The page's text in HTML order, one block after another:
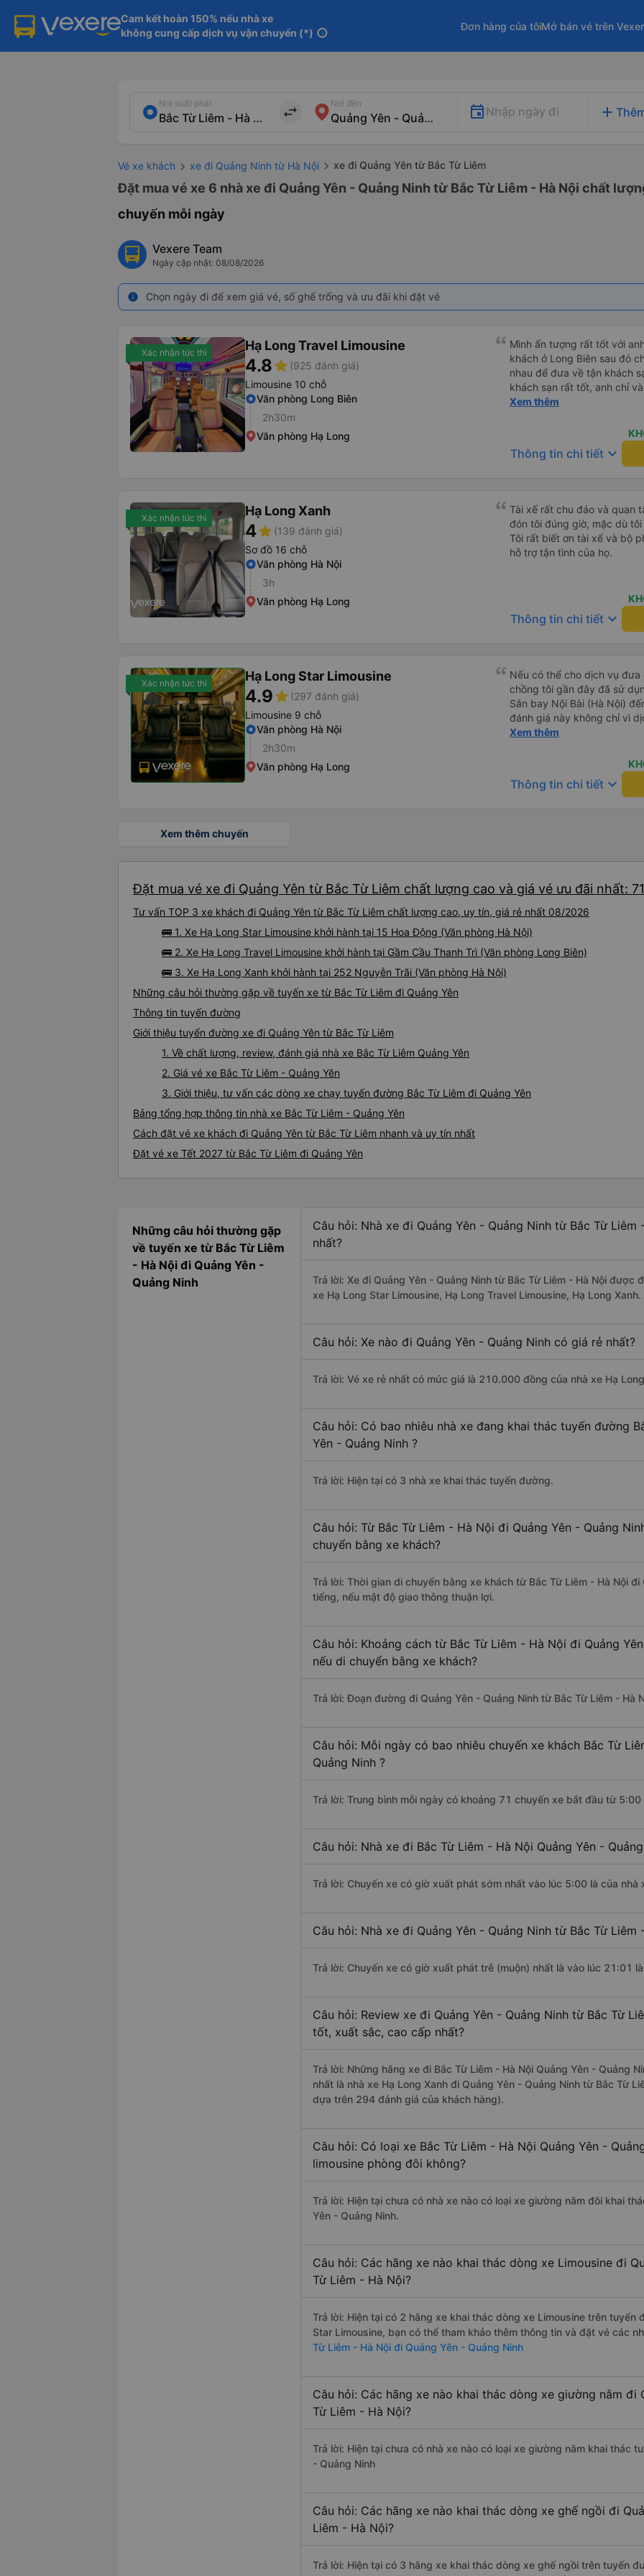
Cam kết hoàn 150% nếu nhà xe
không cung cấp dịch vụ vận chuyển (*) info
Đơn hàng của tôiMở bán vé trên
Nơi xuất phát
import_export
Nơi đến
Nhập ngày đi add
Vé xe khách xe đi Quảng Ninh từ Hà Nội xe đi Quảng Yên từ Bắc Từ Liêm
Đặt mua vé xe 6 nhà xe đi Quảng Yên - Quảng Ninh từ Bắc Từ Liêm - Hà Nội chất
chuyến mỗi ngày
Vexere Team
Ngày cập nhật: 08/08/2026
info Chọn ngày đi để xem giá vé, số ghế trống và ưu đãi khi đặt vé
Xác nhận tức thì Hạ Long Travel Limousine
4.8star (925 đánh giá)
Limousine 10 chỗ
Văn phòng Long Biên
2h30m
Văn phòng Hạ Long
Mình ấn tượng rất tốt với
khách ở Long Biên sau đó
nhau để đưa về tận khách sạn). Anh lái xe ô tô đưa
khách sạn rất tốt, anh chỉ
món ăn nổi tiếng ở Hà Nội,
chứng tỏ thái độ phục vụ rất tốt). Mẹ mình rất
xe này vì anh có chia sẻ
sống rất ấn tượng. Mình
Xem thêm
Thông tin chi tiết keyboard_arrow_down
Xác nhận tức thì Hạ Long Xanh
4star (139 đánh giá)
Sơ đồ 16 chỗ
Văn phòng Hà Nội
3h
Văn phòng Hạ Long
Tài xế rất chu đáo và quan
đón tôi đúng giờ, mặc dù
Tôi rất biết ơn tài xế và bộ
hỗ trợ tận tình của họ.
Thông tin chi tiết keyboard_arrow_down
Xác nhận tức thì Hạ Long Star Limousine
4.9star (297 đánh giá)
Limousine 9 chỗ
Văn phòng Hà Nội
2h30m
Văn phòng Hạ Long
Nếu có thể cho dịch vụ đưa
chồng tôi gần đây đã sử
Sân bay Nội Bài (Hà Nội)
đánh giá này không chỉ vì
những anh hùng. Chuyến
vẫn đến sân bay muộn
kiệt sức và hoàn toàn nghĩ
trước, có khả năng gây
Chuyến đi diễn ra suôn sẻ
hàng tuyệt vời và sự thấu
đúng nghĩa đen!) để đảm
bị hủy hoại. Rất, rất đáng để
Xem thêm
Thông tin chi tiết keyboard_arrow_down
Xem thêm chuyến
Đặt mua vé xe đi Quảng Yên từ Bắc Từ Liêm chất lượng cao và giá vé ưu đãi nhất:
Tư vấn TOP 3 xe khách đi Quảng Yên từ Bắc Từ Liêm chất lượng cao, uy tín, giá rẻ nhất 08/2026
🚌 1. Xe Hạ Long Star Limousine khởi hành tại 15 Hoa Động (Văn phòng Hà Nội)
🚌 2. Xe Hạ Long Travel Limousine khởi hành tại Gầm Cầu Thanh Trì (Văn phòng Long Biên)
🚌 3. Xe Hạ Long Xanh khởi hành tại 252 Nguyễn Trãi (Văn phòng Hà Nội)
Những câu hỏi thường gặp về tuyến xe từ Bắc Từ Liêm đi Quảng Yên
Thông tin tuyến đường
Giới thiệu tuyến đường xe đi Quảng Yên từ Bắc Từ Liêm
1. Về chất lượng, review, đánh giá nhà xe Bắc Từ Liêm Quảng Yên
2. Giá vé xe Bắc Từ Liêm - Quảng Yên
3. Giới thiệu, tư vấn các dòng xe chạy tuyến đường Bắc Từ Liêm đi Quảng Yên
Bảng tổng hợp thông tin nhà xe Bắc Từ Liêm - Quảng Yên
Cách đặt vé xe khách đi Quảng Yên từ Bắc Từ Liêm nhanh và uy tín nhất
Đặt vé xe Tết 2027 từ Bắc Từ Liêm đi Quảng Yên
Những câu hỏi thường gặp
về tuyến xe từ Bắc Từ Liêm
- Hà Nội đi Quảng Yên -
Quảng Ninh
Câu hỏi: Nhà xe đi Quảng Yên - Quảng Ninh từ Bắc Từ
nhất?
Trả lời: Xe đi Quảng Yên - Quảng Ninh từ Bắc Từ Liêm - Hà Nội được
xe Hạ Long Star Limousine, Hạ Long Travel Limousine, Hạ Long Xanh.
Câu hỏi: Xe nào đi Quảng Yên - Quảng Ninh có giá rẻ nhất?
Trả lời: Vé xe rẻ nhất có mức giá là 210.000 đồng của nhà xe Hạ
Câu hỏi: Có bao nhiêu nhà xe đang khai thác tuyến đường
Yên - Quảng Ninh ?
Trả lời: Hiện tại có 3 nhà xe khai thác tuyến đường.
Câu hỏi: Từ Bắc Từ Liêm - Hà Nội đi Quảng Yên - Quảng
chuyển bằng xe khách?
Trả lời: Thời gian di chuyển bằng xe khách từ Bắc Từ Liêm - Hà Nội
tiếng, nếu mật độ giao thông thuận lợi.
Câu hỏi: Khoảng cách từ Bắc Từ Liêm - Hà Nội đi Quảng
nếu di chuyển bằng xe khách?
Trả lời: Đoạn đường đi Quảng Yên - Quảng Ninh từ Bắc Từ Liêm - Hà
Câu hỏi: Mỗi ngày có bao nhiêu chuyến xe khách Bắc Từ
Quảng Ninh ?
Trả lời: Trung bình mỗi ngày có khoảng 71 chuyến xe bắt đầu từ
Câu hỏi: Nhà xe đi Bắc Từ Liêm - Hà Nội Quảng Yên -
Trả lời: Chuyến xe có giờ xuất phát sớm nhất vào lúc 5:00 là của nhà
Câu hỏi: Nhà xe đi Quảng Yên - Quảng Ninh từ Bắc Từ
Trả lời: Chuyến xe có giờ xuất phát trễ (muộn) nhất là vào lúc 21:01
Câu hỏi: Review xe đi Quảng Yên - Quảng Ninh từ Bắc Từ
tốt, xuất sắc, cao cấp nhất?
Trả lời: Những hãng xe đi Bắc Từ Liêm - Hà Nội Quảng Yên - Quảng
nhất là nhà xe Hạ Long Xanh đi Quảng Yên - Quảng Ninh từ Bắc Từ
dựa trên 294 đánh giá của khách hàng).
Câu hỏi: Có loại xe Bắc Từ Liêm - Hà Nội Quảng Yên -
limousine phòng đôi không?
Trả lời: Hiện tại chưa có nhà xe nào có loại xe giường nằm đôi khai
Yên - Quảng Ninh.
Câu hỏi: Các hãng xe nào khai thác dòng xe Limousine đi
Từ Liêm - Hà Nội?
Trả lời: Hiện tại có 2 hãng xe khai thác dòng xe Limousine trên tuyến
Star Limousine, bạn có thể tham khảo thêm thông tin và đặt vé các
Từ Liêm - Hà Nội đi Quảng Yên - Quảng Ninh
Câu hỏi: Các hãng xe nào khai thác dòng xe giường nằm đi
Từ Liêm - Hà Nội?
Trả lời: Hiện tại chưa có nhà xe nào có loại xe giường nằm khai thác
- Quảng Ninh
Câu hỏi: Các hãng xe nào khai thác dòng xe ghế ngồi đi
Liêm - Hà Nội?
Trả lời: Hiện tại có 3 hãng xe khai thác dòng xe ghế ngồi trên tuyến